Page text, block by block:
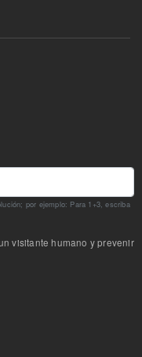
por ejemplo: Para 1+3, escriba
visitante humano y prevenir